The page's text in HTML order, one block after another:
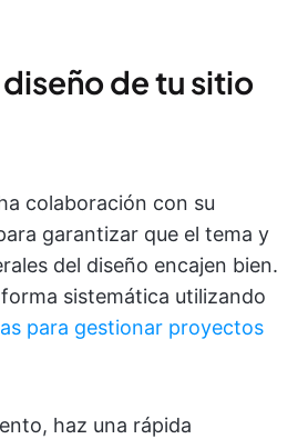
diseño de tu sitio
colaboración con su
garantizar que el tema y
del diseño encajen bien.
sistemática utilizando
para gestionar proyectos
haz una rápida